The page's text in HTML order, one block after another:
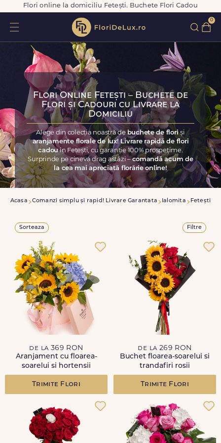
Flori online la domiciliu Fetești. Buchete Flori Cadou
0
Flori Online Fetești – Buchete de
Flori și Cadouri cu Livrare la
Domiciliu
Alege din colecția noastră de buchete de floriși
aranjamente florale de lux! Livrare rapidă de flori
cadouîn Fetești, cu garanție 100% prospețime.
Surprinde pe cineva drag astăzi –comandă acum de
la cea mai apreciată florărie online!
Acasa Comanzi simplu și rapid! Livrare Garantata Ialomita Fetești
Sorteaza Filtre
de la 369 RON
Aranjament cu floarea-
soarelui si hortensii
Trimite Flori
de la 269 RON
Buchet floarea-soarelui si
trandafiri rosii
Trimite Flori